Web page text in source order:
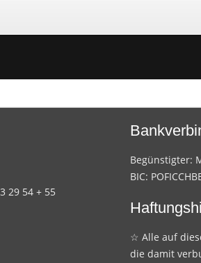
29 54 + 55
Begünstigter:
BIC:
☆ Alle auf
die damit